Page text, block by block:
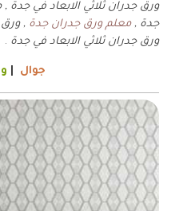
ورق جدران ثلاثي الابعاد في
جدة ,معلم ورق جدران جدة , ورق
ورق جدران ثلاثي الابعاد في جدة .
جوال